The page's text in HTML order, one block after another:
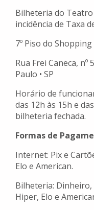
Bilheteria do Teatro
incidência de Taxa
7º Piso do Shopping
Rua Frei Caneca, nº
Paulo • SP
Horário de
das 12h às 15h e
bilheteria fechada.
Formas de
Internet: Pix e
Elo e American.
Bilheteria: Dinheiro,
Hiper, Elo e